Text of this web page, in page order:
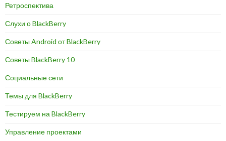
Ретроспектива
Слухи о BlackBerry
Советы Android от BlackBerry
Советы BlackBerry 10
Социальные сети
Темы для BlackBerry
Тестируем на BlackBerry
Управление проектами